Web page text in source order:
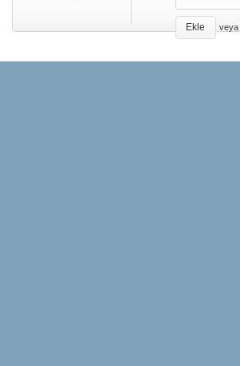
Ekle veya